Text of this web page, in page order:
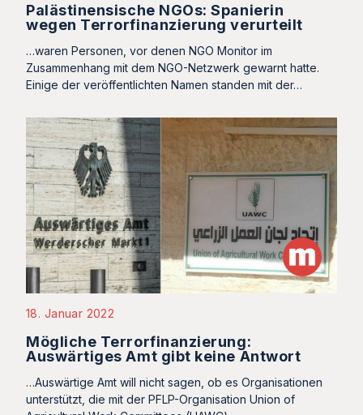
Palästinensische NGOs: Spanierin
wegen Terrorfinanzierung verurteilt
…waren Personen, vor denen NGO Monitor im
Zusammenhang mit dem NGO-Netzwerk gewarnt hatte.
Einige der veröffentlichten Namen standen mit der…
18. Januar 2022
Mögliche Terrorfinanzierung:
Auswärtiges Amt gibt keine Antwort
…Auswärtige Amt will nicht sagen, ob es Organisationen
unterstützt, die mit der PFLP-Organisation Union of